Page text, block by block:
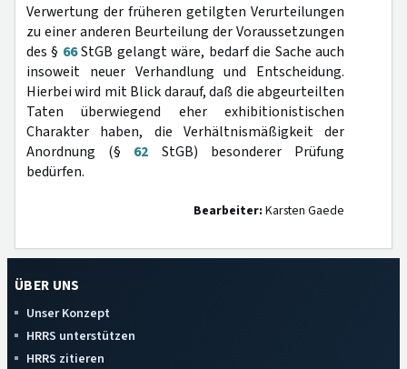
Verwertung der früheren getilgten Verurteilungen
zu einer anderen Beurteilung der Voraussetzungen
des § 66StGB gelangt wäre, bedarf die Sache auch
insoweit neuer Verhandlung und Entscheidung.
Hierbei wird mit Blick darauf, daß die abgeurteilten
Taten überwiegend eher exhibitionistischen
Charakter haben, die Verhältnismäßigkeit der
Anordnung (§ 62 StGB) besonderer Prüfung
bedürfen.
Bearbeiter: Karsten Gaede
ÜBER UNS
Unser Konzept
HRRS unterstützen
HRRS zitieren